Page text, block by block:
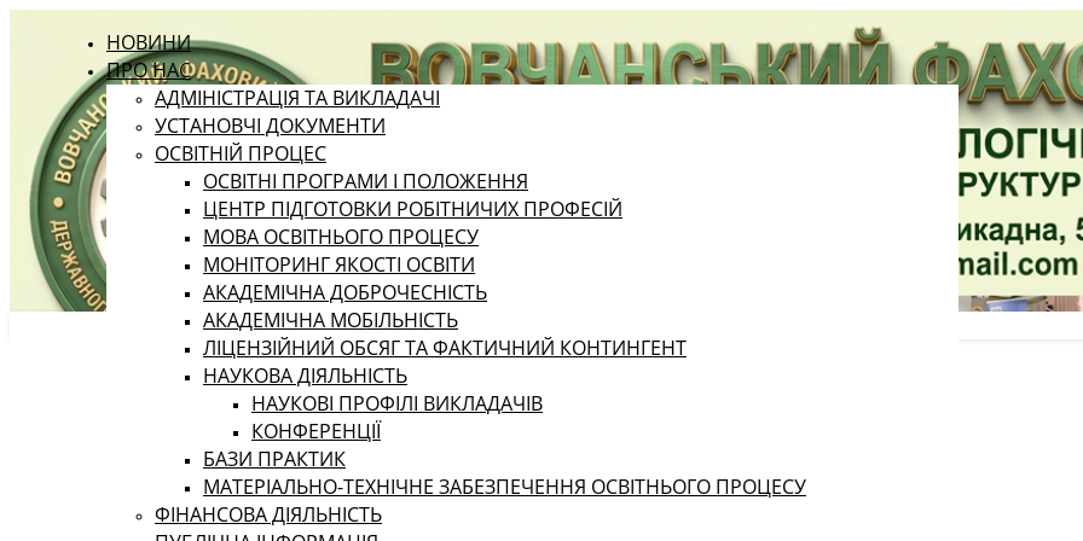
НОВИНИ
ПРО НАС
АДМІНІСТРАЦІЯ ТА ВИКЛАДАЧІ
УСТАНОВЧІ ДОКУМЕНТИ
ОСВІТНІЙ ПРОЦЕС
ОСВІТНІ ПРОГРАМИ І ПОЛОЖЕННЯ
ЦЕНТР ПІДГОТОВКИ РОБІТНИЧИХ ПРОФЕСІЙ
МОВА ОСВІТНЬОГО ПРОЦЕСУ
МОНІТОРИНГ ЯКОСТІ ОСВІТИ
АКАДЕМІЧНА ДОБРОЧЕСНІСТЬ
АКАДЕМІЧНА МОБІЛЬНІСТЬ
ЛІЦЕНЗІЙНИЙ ОБСЯГ ТА ФАКТИЧНИЙ КОНТИНГЕНТ
НАУКОВА ДІЯЛЬНІСТЬ
НАУКОВІ ПРОФІЛІ ВИКЛАДАЧІВ
КОНФЕРЕНЦІЇ
БАЗИ ПРАКТИК
МАТЕРІАЛЬНО-ТЕХНІЧНЕ ЗАБЕЗПЕЧЕННЯ ОСВІТНЬОГО ПРОЦЕСУ
ФІНАНСОВА ДІЯЛЬНІСТЬ